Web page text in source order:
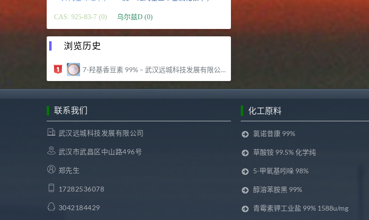
CAS: 925-83-7 (0) 乌尔兹D (0)
浏览历史
7-羟基香豆素 99% – 武汉远城科技发展有限公司
联系我们
武汉远城科技发展有限公司
武汉市武昌区中山路496号
郑先生
17282536078
3042184429
化工原料
氯诺昔康 99%
草酸铵 99.5% 化学纯
5-甲氧基吲哚 98%
醇溶苯胺黑 99%
青霉素钾工业盐 99% 1588u/mg